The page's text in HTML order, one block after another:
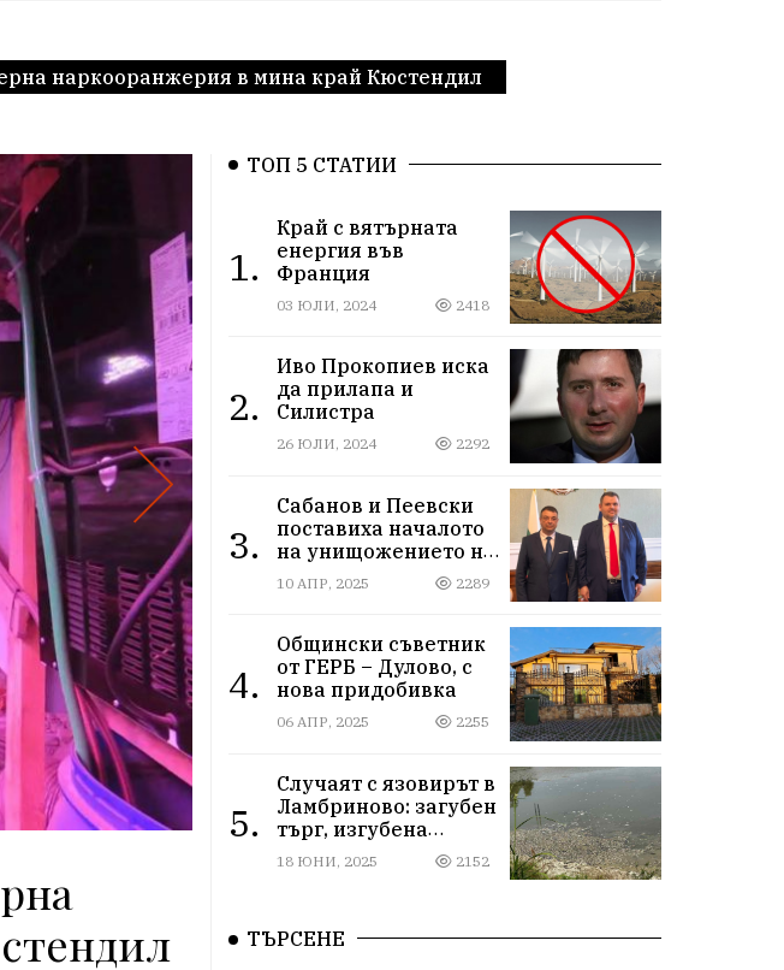
наркооранжерия в мина край Кюстендил
ТОП 5 СТАТИИ
1.
Край с вятърната
енергия във
Франция
03 ЮЛИ, 2024 2418
2.
Иво Прокопиев иска
да прилапа и
Силистра
26 ЮЛИ, 2024 2292
3.
Сабанов и Пеевски
поставиха началото
на унищожението на
Силистра
10 АПР, 2025 2289
4.
Общински съветник
от ГЕРБ – Дулово, с
нова придобивка
06 АПР, 2025 2255
5.
Случаят с язовирът в
Ламбриново: загубен
търг, изгубена
природа
18 ЮНИ, 2025 2152
ТЪРСЕНЕ